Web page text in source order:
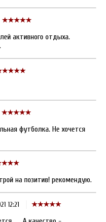
активного отдыха.
футболка. Не хочется
на позитив! рекомендую.
12:21